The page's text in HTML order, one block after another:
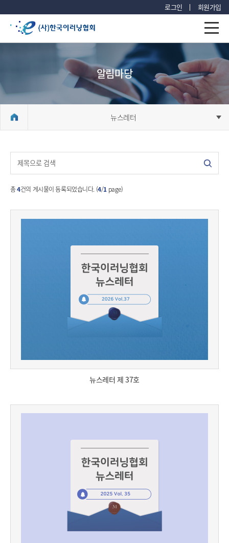
로그인 회원가입
알림마당
뉴스레터
총4건의 게시물이 등록되었습니다. (4/1 page)
뉴스레터 제 37호